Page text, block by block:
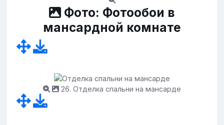
Фото: Фотообои в
мансардной комнате
26. Отделка спальни на мансарде